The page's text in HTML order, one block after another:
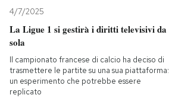
4/7/2025
La Ligue 1 si gestirà i diritti televisivi da
sola
Il campionato francese di calcio ha deciso di
trasmettere le partite su una sua piattaforma:
un esperimento che potrebbe essere
replicato